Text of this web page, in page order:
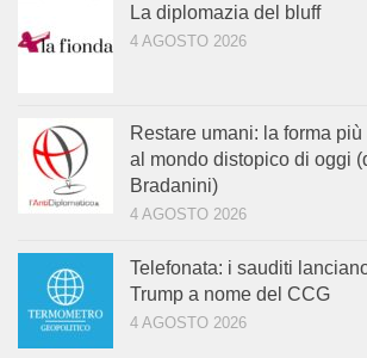
La diplomazia del bluff
4 AGOSTO 2026
Restare umani: la forma
al mondo distopico di oggi
Bradanini)
4 AGOSTO 2026
Telefonata: i sauditi
Trump a nome del CCG
4 AGOSTO 2026